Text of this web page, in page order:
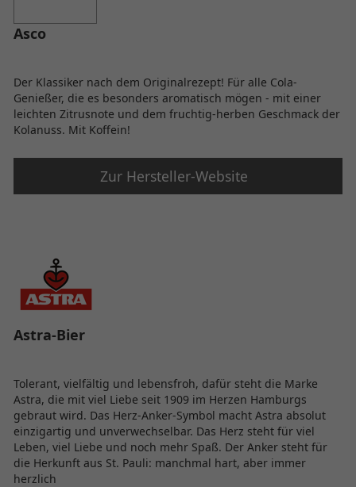
Asco
Der Klassiker nach dem Originalrezept! Für alle Cola-
Genießer, die es besonders aromatisch mögen - mit einer
leichten Zitrusnote und dem fruchtig-herben Geschmack der
Kolanuss. Mit Koffein!
Zur Hersteller-Website
Astra-Bier
Tolerant, vielfältig und lebensfroh, dafür steht die Marke
Astra, die mit viel Liebe seit 1909 im Herzen Hamburgs
gebraut wird. Das Herz-Anker-Symbol macht Astra absolut
einzigartig und unverwechselbar. Das Herz steht für viel
Leben, viel Liebe und noch mehr Spaß. Der Anker steht für
die Herkunft aus St. Pauli: manchmal hart, aber immer
herzlich